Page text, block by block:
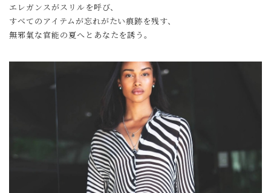
エレガンスがスリルを呼び、
すべてのアイテムが忘れがたい痕跡を残す、
無邪氣な官能の夏へとあなたを誘う。